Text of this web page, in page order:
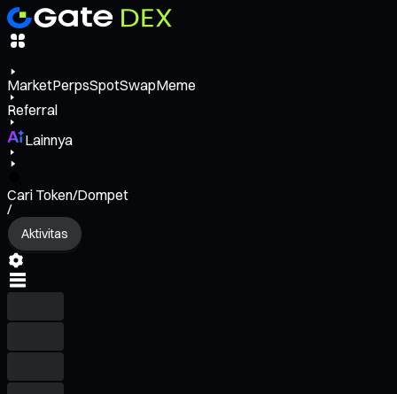
MarketPerpsSpotSwapMeme
Referral
Lainnya
Cari Token/Dompet
/
Aktivitas